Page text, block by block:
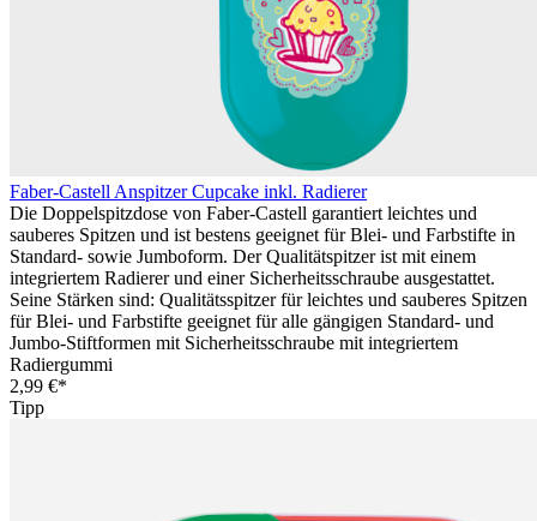
Faber-Castell Anspitzer Cupcake inkl. Radierer
Die Doppelspitzdose von Faber-Castell garantiert leichtes und
sauberes Spitzen und ist bestens geeignet für Blei- und Farbstifte in
Standard- sowie Jumboform. Der Qualitätspitzer ist mit einem
integriertem Radierer und einer Sicherheitsschraube ausgestattet.
Seine Stärken sind: Qualitätsspitzer für leichtes und sauberes Spitzen
für Blei- und Farbstifte geeignet für alle gängigen Standard- und
Jumbo-Stiftformen mit Sicherheitsschraube mit integriertem
Radiergummi
2,99 €*
Tipp